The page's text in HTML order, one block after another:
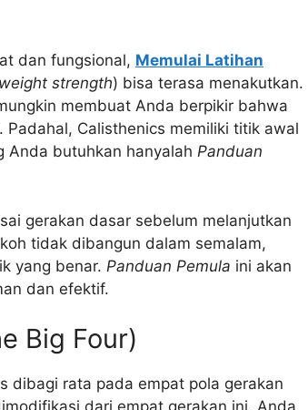
dan fungsional, Memulai Latihan
strength) bisa terasa menakutkan.
membuat Anda berpikir bahwa
Padahal, Calisthenics memiliki titik awal
Anda butuhkan hanyalah Panduan
gerakan dasar sebelum melanjutkan
tidak dibangun dalam semalam,
yang benar. Panduan Pemula ini akan
dan efektif.
Big Four)
dibagi rata pada empat pola gerakan